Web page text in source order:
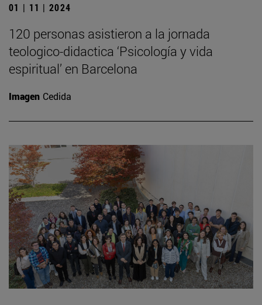
01 | 11 | 2024
120 personas asistieron a la jornada
teologico-didactica ‘Psicología y vida
espiritual’ en Barcelona
Imagen Cedida